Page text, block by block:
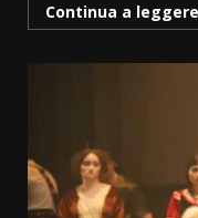
Continua a leggere